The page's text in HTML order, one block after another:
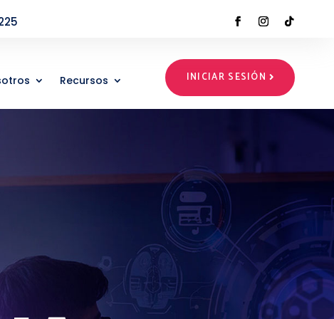
Recursos INICIAR SESIÓN